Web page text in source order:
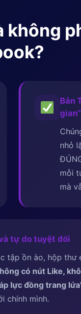
không
Bản
gian”
nhỏ
mỗi
mà
tự do tuyệt đối
tập ồn ào, hộp thư
có nút Like,
lực đồng trang
chính mình.